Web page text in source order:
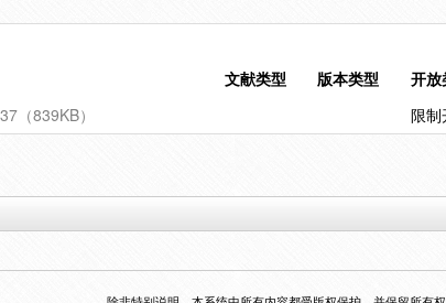
文献类型 版本类型 开放
（839KB）
限制